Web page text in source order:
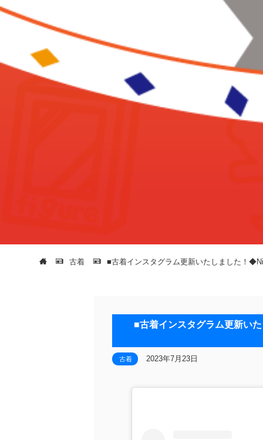
古着 ■古着インスタグラム更新いたしました！
■古着インスタグラム更新い
古着 2023年7月23日